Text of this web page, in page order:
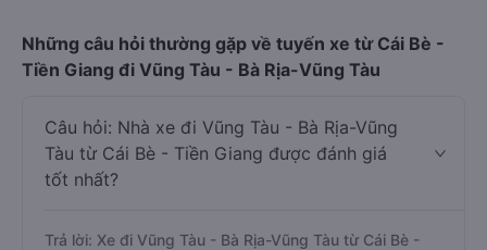
Những câu hỏi thường gặp về tuyến xe từ Cái Bè -
Tiền Giang đi Vũng Tàu - Bà Rịa-Vũng Tàu
Câu hỏi: Nhà xe đi Vũng Tàu - Bà Rịa-Vũng
Tàu từ Cái Bè - Tiền Giang được đánh giá
tốt nhất?
Trả lời: Xe đi Vũng Tàu - Bà Rịa-Vũng Tàu từ Cái Bè -